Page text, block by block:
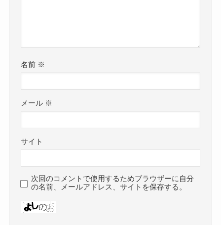
名前 ※
メール ※
サイト
次回のコメントで使用するためブラウザーに自分
の名前、メールアドレス、サイトを保存する。